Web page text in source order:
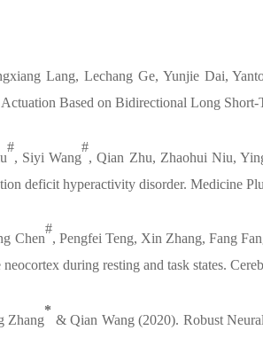
Lang, Lechang Ge, Yunjie Dai,
Based on Bidirectional Long
#
, Siyi Wang
#
, Qian Zhu, Zhaohui Niu,
deficit hyperactivity disorder. Medicine
Chen
#
, Pengfei Teng, Xin Zhang, Fang
during resting and task states.
Zhang
*
& Qian Wang (2020). Robust